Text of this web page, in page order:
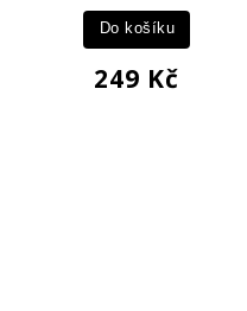
249 Kč
Do košíku